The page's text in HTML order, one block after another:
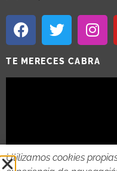
TE MERECES CABRA
Utilizamos cookies